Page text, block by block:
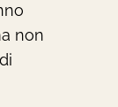
non